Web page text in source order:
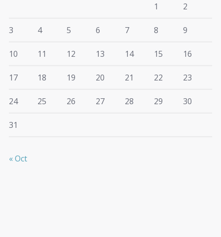
1 2
3 4 5 6 7 8 9
10 11 12 13 14 15 16
17 18 19 20 21 22 23
24 25 26 27 28 29 30
31
« Oct